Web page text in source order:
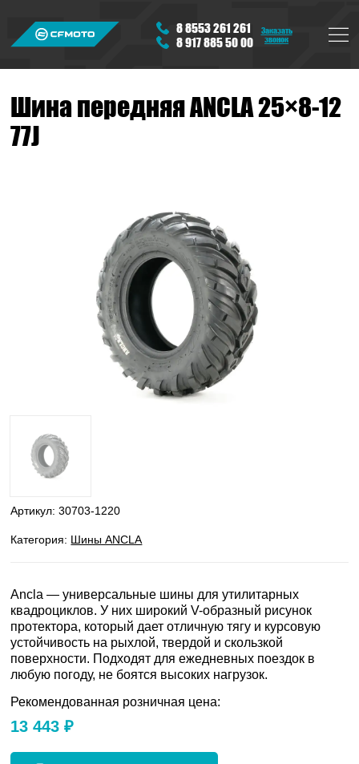
8 8553 261 261
8 917 885 50 00
Заказать
звонок
Шина передняя ANCLA 25×8-12
77J
Артикул:30703-1220
Категория: Шины ANCLA
Ancla — универсальные шины для утилитарных
квадроциклов. У них широкий V-образный рисунок
протектора, который дает отличную тягу и курсовую
устойчивость на рыхлой, твердой и скользкой
поверхности. Подходят для ежедневных поездок в
любую погоду, не боятся высоких нагрузок.
Рекомендованная розничная цена:
13 443 ₽